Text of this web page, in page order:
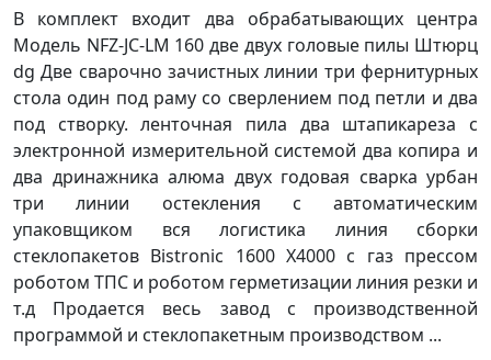
В комплект входит два обрабатывающих центра
Модель NFZ-JC-LM 160 две двух головые пилы Штюрц
dg Две сварочно зачистных линии три фернитурных
стола один под раму со сверлением под петли и два
под створку. ленточная пила два штапикареза с
электронной измерительной системой два копира и
два дринажника алюма двух годовая сварка урбан
три линии остекления с автоматическим
упаковщиком вся логистика линия сборки
стеклопакетов Bistronic 1600 Х4000 с газ прессом
роботом ТПС и роботом герметизации линия резки и
т.д Продается весь завод с производственной
программой и стеклопакетным производством ...